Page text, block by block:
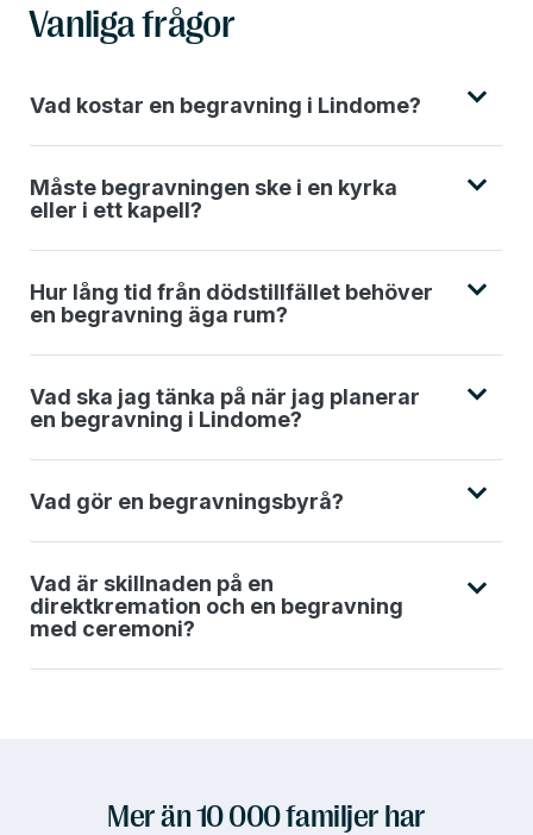
Vanliga frågor
Vad kostar en begravning i Lindome?
Måste begravningen ske i en kyrka
eller i ett kapell?
Hur lång tid från dödstillfället behöver
en begravning äga rum?
Vad ska jag tänka på när jag planerar
en begravning i Lindome?
Vad gör en begravningsbyrå?
Vad är skillnaden på en
direktkremation och en begravning
med ceremoni?
Mer än 10 000 familjer har